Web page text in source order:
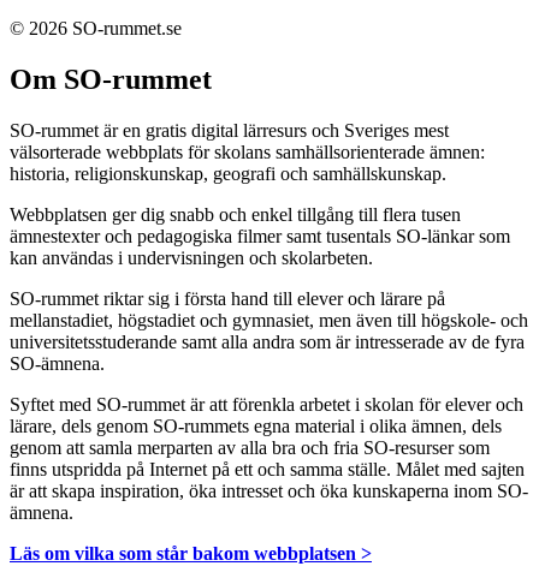
© 2026 SO-rummet.se
Om SO-rummet
SO-rummet är en gratis digital lärresurs och Sveriges mest
välsorterade webbplats för skolans samhällsorienterade ämnen:
historia, religionskunskap, geografi och samhällskunskap.
Webbplatsen ger dig snabb och enkel tillgång till flera tusen
ämnestexter och pedagogiska filmer samt tusentals SO-länkar som
kan användas i undervisningen och skolarbeten.
SO-rummet riktar sig i första hand till elever och lärare på
mellanstadiet, högstadiet och gymnasiet, men även till högskole- och
universitetsstuderande samt alla andra som är intresserade av de fyra
SO-ämnena.
Syftet med SO-rummet är att förenkla arbetet i skolan för elever och
lärare, dels genom SO-rummets egna material i olika ämnen, dels
genom att samla merparten av alla bra och fria SO-resurser som
finns utspridda på Internet på ett och samma ställe. Målet med sajten
är att skapa inspiration, öka intresset och öka kunskaperna inom SO-
ämnena.
Läs om vilka som står bakom webbplatsen >